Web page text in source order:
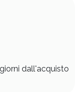
dall'acquisto